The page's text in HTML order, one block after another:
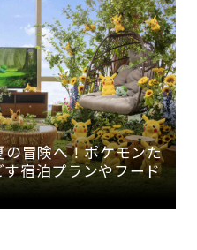
冒険へ！ポケモンた
宿泊プランやフード